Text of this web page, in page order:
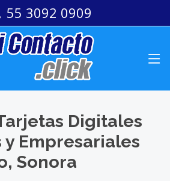
55 3092 0909
Digitales
y Empresariales
Sonora